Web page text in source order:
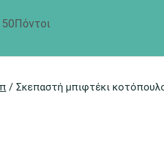
50Πόντοι
/ Σκεπαστή μπιφτέκι